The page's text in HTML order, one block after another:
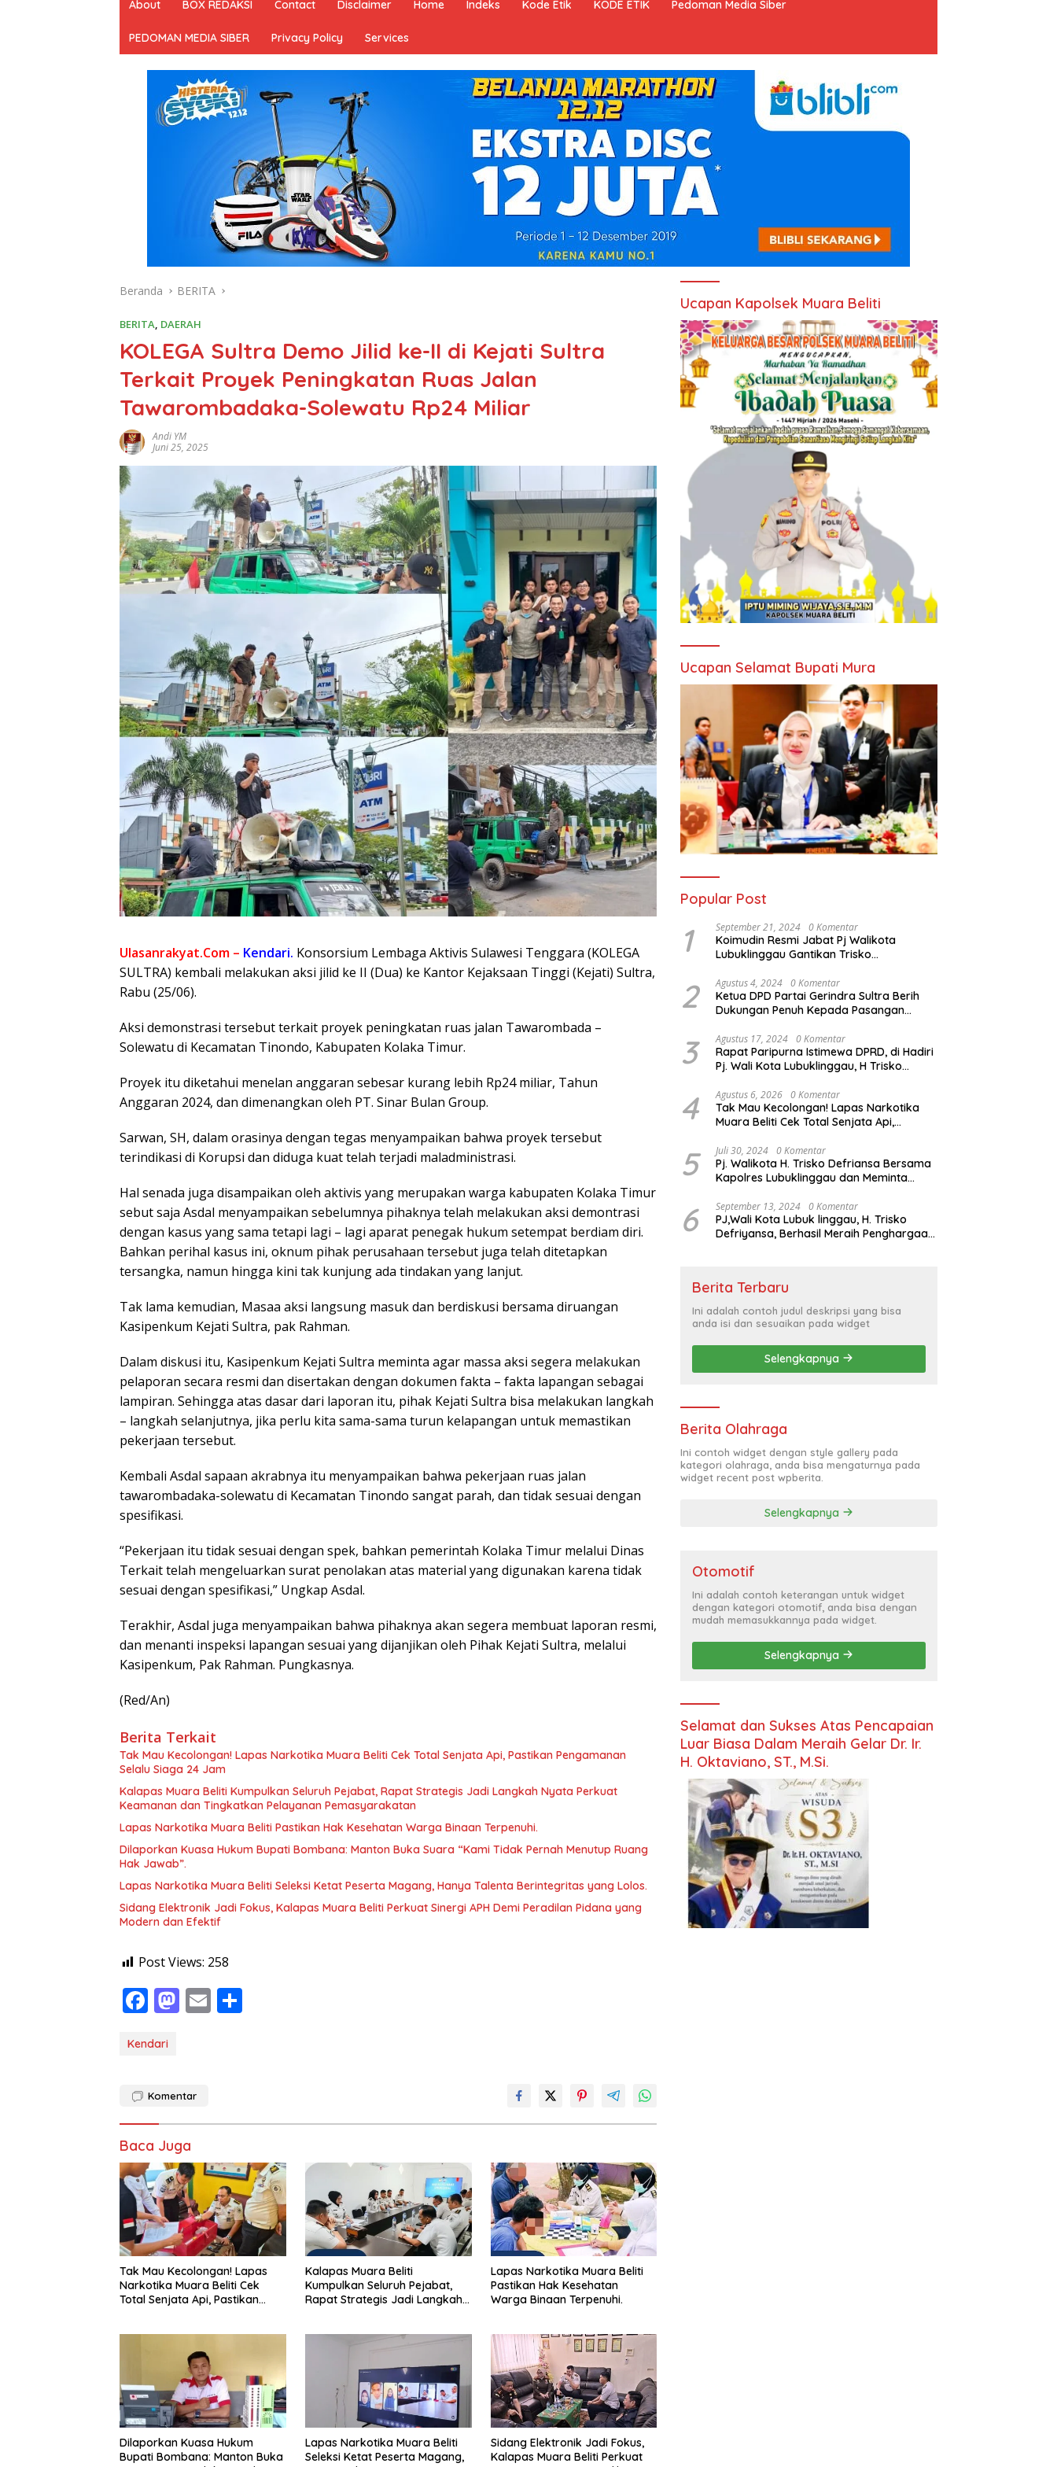
About BOX REDAKSI Contact Disclaimer Home Indeks Kode Etik KODE ETIK Pedoman Media Siber
PEDOMAN MEDIA SIBER Privacy Policy Services
Beranda BERITA
BERITA, DAERAH
KOLEGA Sultra Demo Jilid ke-II di Kejati Sultra
Terkait Proyek Peningkatan Ruas Jalan
Tawarombadaka-Solewatu Rp24 Miliar
Andi YM
Juni 25, 2025
Ulasanrakyat.Com – Kendari. Konsorsium Lembaga Aktivis Sulawesi Tenggara (KOLEGA
SULTRA) kembali melakukan aksi jilid ke II (Dua) ke Kantor Kejaksaan Tinggi (Kejati) Sultra,
Rabu (25/06).
Aksi demonstrasi tersebut terkait proyek peningkatan ruas jalan Tawarombada –
Solewatu di Kecamatan Tinondo, Kabupaten Kolaka Timur.
Proyek itu diketahui menelan anggaran sebesar kurang lebih Rp24 miliar, Tahun
Anggaran 2024, dan dimenangkan oleh PT. Sinar Bulan Group.
Sarwan, SH, dalam orasinya dengan tegas menyampaikan bahwa proyek tersebut
terindikasi di Korupsi dan diduga kuat telah terjadi maladministrasi.
Hal senada juga disampaikan oleh aktivis yang merupakan warga kabupaten Kolaka Timur
sebut saja Asdal menyampaikan sebelumnya pihaknya telah melakukan aksi demontrasi
dengan kasus yang sama tetapi lagi – lagi aparat penegak hukum setempat berdiam diri.
Bahkan perihal kasus ini, oknum pihak perusahaan tersebut juga telah ditetapkan
tersangka, namun hingga kini tak kunjung ada tindakan yang lanjut.
Tak lama kemudian, Masaa aksi langsung masuk dan berdiskusi bersama diruangan
Kasipenkum Kejati Sultra, pak Rahman.
Dalam diskusi itu, Kasipenkum Kejati Sultra meminta agar massa aksi segera melakukan
pelaporan secara resmi dan disertakan dengan dokumen fakta – fakta lapangan sebagai
lampiran. Sehingga atas dasar dari laporan itu, pihak Kejati Sultra bisa melakukan langkah
– langkah selanjutnya, jika perlu kita sama-sama turun kelapangan untuk memastikan
pekerjaan tersebut.
Kembali Asdal sapaan akrabnya itu menyampaikan bahwa pekerjaan ruas jalan
tawarombadaka-solewatu di Kecamatan Tinondo sangat parah, dan tidak sesuai dengan
spesifikasi.
“Pekerjaan itu tidak sesuai dengan spek, bahkan pemerintah Kolaka Timur melalui Dinas
Terkait telah mengeluarkan surat penolakan atas material yang digunakan karena tidak
sesuai dengan spesifikasi,” Ungkap Asdal.
Terakhir, Asdal juga menyampaikan bahwa pihaknya akan segera membuat laporan resmi,
dan menanti inspeksi lapangan sesuai yang dijanjikan oleh Pihak Kejati Sultra, melalui
Kasipenkum, Pak Rahman. Pungkasnya.
(Red/An)
Berita Terkait
Tak Mau Kecolongan! Lapas Narkotika Muara Beliti Cek Total Senjata Api, Pastikan Pengamanan
Selalu Siaga 24 Jam
Kalapas Muara Beliti Kumpulkan Seluruh Pejabat, Rapat Strategis Jadi Langkah Nyata Perkuat
Keamanan dan Tingkatkan Pelayanan Pemasyarakatan
Lapas Narkotika Muara Beliti Pastikan Hak Kesehatan Warga Binaan Terpenuhi.
Dilaporkan Kuasa Hukum Bupati Bombana: Manton Buka Suara “Kami Tidak Pernah Menutup Ruang
Hak Jawab”.
Lapas Narkotika Muara Beliti Seleksi Ketat Peserta Magang, Hanya Talenta Berintegritas yang Lolos.
Sidang Elektronik Jadi Fokus, Kalapas Muara Beliti Perkuat Sinergi APH Demi Peradilan Pidana yang
Modern dan Efektif
Post Views: 258
F
e
o
o
k
M
o
n
E
Kendari
Komentar
Baca Juga
Tak Mau Kecolongan! Lapas
Narkotika Muara Beliti Cek
Total Senjata Api, Pastikan
Kalapas Muara Beliti
Kumpulkan Seluruh Pejabat,
Rapat Strategis Jadi Langkah
Lapas Narkotika Muara Beliti
Pastikan Hak Kesehatan
Warga Binaan Terpenuhi.
Dilaporkan Kuasa Hukum
Bupati Bombana: Manton Buka
Lapas Narkotika Muara Beliti
Seleksi Ketat Peserta Magang,
Sidang Elektronik Jadi Fokus,
Kalapas Muara Beliti Perkuat
Ucapan Kapolsek Muara Beliti
Ucapan Selamat Bupati Mura
Popular Post
1 September 21, 2024 0 Komentar
Koimudin Resmi Jabat Pj Walikota
Lubuklinggau Gantikan Trisko
2 Agustus 4, 2024 0 Komentar
Ketua DPD Partai Gerindra Sultra Berih
Dukungan Penuh Kepada Pasangan
Konawe (HADIR) di Pilkada Konawe 2024
3 Agustus 17, 2024 0 Komentar
Rapat Paripurna Istimewa DPRD, di Hadiri
Pj. Wali Kota Lubuklinggau, H Trisko
Mendengarkan Pidato Kenegaraan
Presiden RI Dalam Rangka HUT ke-79
4 Agustus 6, 2026 0 Komentar
Tak Mau Kecolongan! Lapas Narkotika
Muara Beliti Cek Total Senjata Api,
Jam
5 Juli 30, 2024 0 Komentar
Pj. Walikota H. Trisko Defriansa Bersama
Kapolres Lubuklinggau dan Meminta
Hajatan Politik
6 September 13, 2024 0 Komentar
PJ,Wali Kota Lubuk linggau, H. Trisko
Defriyansa, Berhasil Meraih Penghargaan
Berita Terbaru
Ini adalah contoh judul deskripsi yang bisa
anda isi dan sesuaikan pada widget
Selengkapnya
Berita Olahraga
Ini contoh widget dengan style gallery pada
kategori olahraga, anda bisa mengaturnya pada
widget recent post wpberita.
Selengkapnya
Otomotif
Ini adalah contoh keterangan untuk widget
dengan kategori otomotif, anda bisa dengan
mudah memasukkannya pada widget.
Selengkapnya
Selamat dan Sukses Atas Pencapaian
Luar Biasa Dalam Meraih Gelar Dr. Ir.
H. Oktaviano, ST., M.Si.